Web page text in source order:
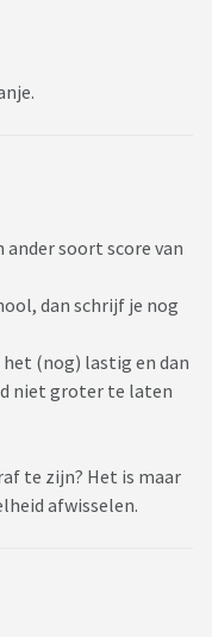
ander soort score van
dan schrijf je nog
(nog) lastig en dan
niet groter te laten
te zijn? Het is maar
afwisselen.